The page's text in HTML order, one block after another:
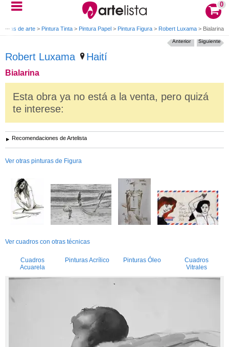
0
Obras de arte > Pintura Tinta > Pintura Papel > Pintura Figura > Robert Luxama > Bialarina
Robert Luxama Haití
Bialarina
Siguiente
Anterior
Esta obra ya no está a la venta, pero quizá
te interese:
Recomendaciones de Artelista
Ver otras pinturas de Figura
Ver cuadros con otras técnicas
Cuadros
Acuarela
Pinturas Acrílico Pinturas Óleo
Cuadros
Vitrales